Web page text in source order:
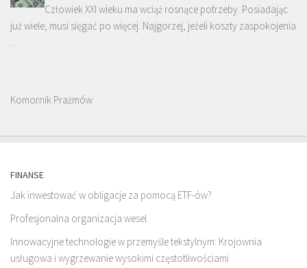
Człowiek XXI wieku ma wciąż rosnące potrzeby. Posiadając
już wiele, musi sięgać po więcej. Najgorzej, jeżeli koszty zaspokojenia
Komornik Prażmów
FINANSE
Jak inwestować w obligacje za pomocą ETF-ów?
Profesjonalna organizacja wesel
Innowacyjne technologie w przemyśle tekstylnym: Krojownia
usługowa i wygrzewanie wysokimi częstotliwościami